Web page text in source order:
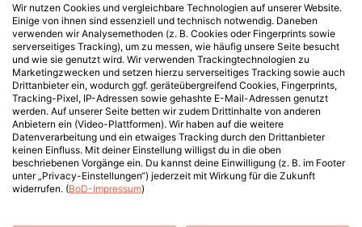
Wir nutzen Cookies und vergleichbare Technologien auf unserer Website.
Einige von ihnen sind essenziell und technisch notwendig. Daneben
verwenden wir Analysemethoden (z. B. Cookies oder Fingerprints sowie
serverseitiges Tracking), um zu messen, wie häufig unsere Seite besucht
und wie sie genutzt wird. Wir verwenden Trackingtechnologien zu
Marketingzwecken und setzen hierzu serverseitiges Tracking sowie auch
Drittanbieter ein, wodurch ggf. geräteübergreifend Cookies, Fingerprints,
Tracking-Pixel, IP-Adressen sowie gehashte E-Mail-Adressen genutzt
werden. Auf unserer Seite betten wir zudem Drittinhalte von anderen
Anbietern ein (Video-Plattformen). Wir haben auf die weitere
Datenverarbeitung und ein etwaiges Tracking durch den Drittanbieter
keinen Einfluss. Mit deiner Einstellung willigst du in die oben
beschriebenen Vorgänge ein. Du kannst deine Einwilligung (z. B. im Footer
unter „Privacy-Einstellungen“) jederzeit mit Wirkung für die Zukunft
widerrufen. (BoD-Impressum)